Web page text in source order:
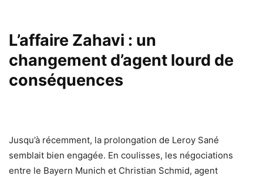
L’affaire Zahavi : un
changement d’agent lourd de
conséquences
Jusqu’à récemment, la prolongation de Leroy Sané
semblait bien engagée. En coulisses, les négociations
entre le Bayern Munich et Christian Schmid, agent